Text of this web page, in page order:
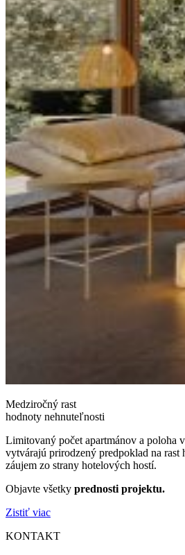
Medziročný rast
hodnoty nehnuteľnosti
Limitovaný počet apartmánov a poloha
vytvárajú prirodzený predpoklad na rast
záujem zo strany hotelových hostí.
Objavte všetky prednosti projektu.
Zistiť viac
KONTAKT